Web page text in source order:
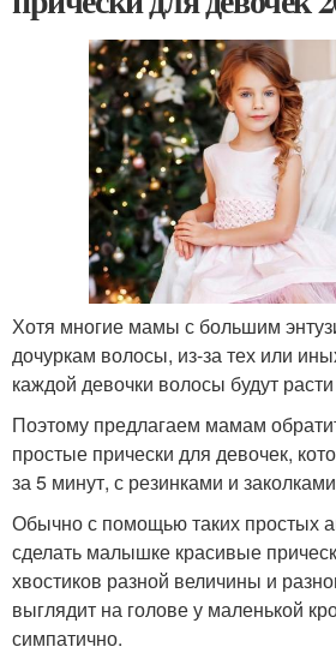
Хотя многие мамы с большим
дочуркам волосы, из-за тех или
каждой девочки волосы будут
Поэтому предлагаем мамам
простые прически для девочек,
за 5 минут, с резинками и
Обычно с помощью таких простых
сделать малышке красивые
хвостиков разной величины и
выглядит на голове у маленькой
симпатично.